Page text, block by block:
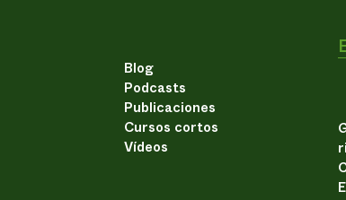
Blog
Podcasts
Publicaciones
Cursos cortos
Vídeos